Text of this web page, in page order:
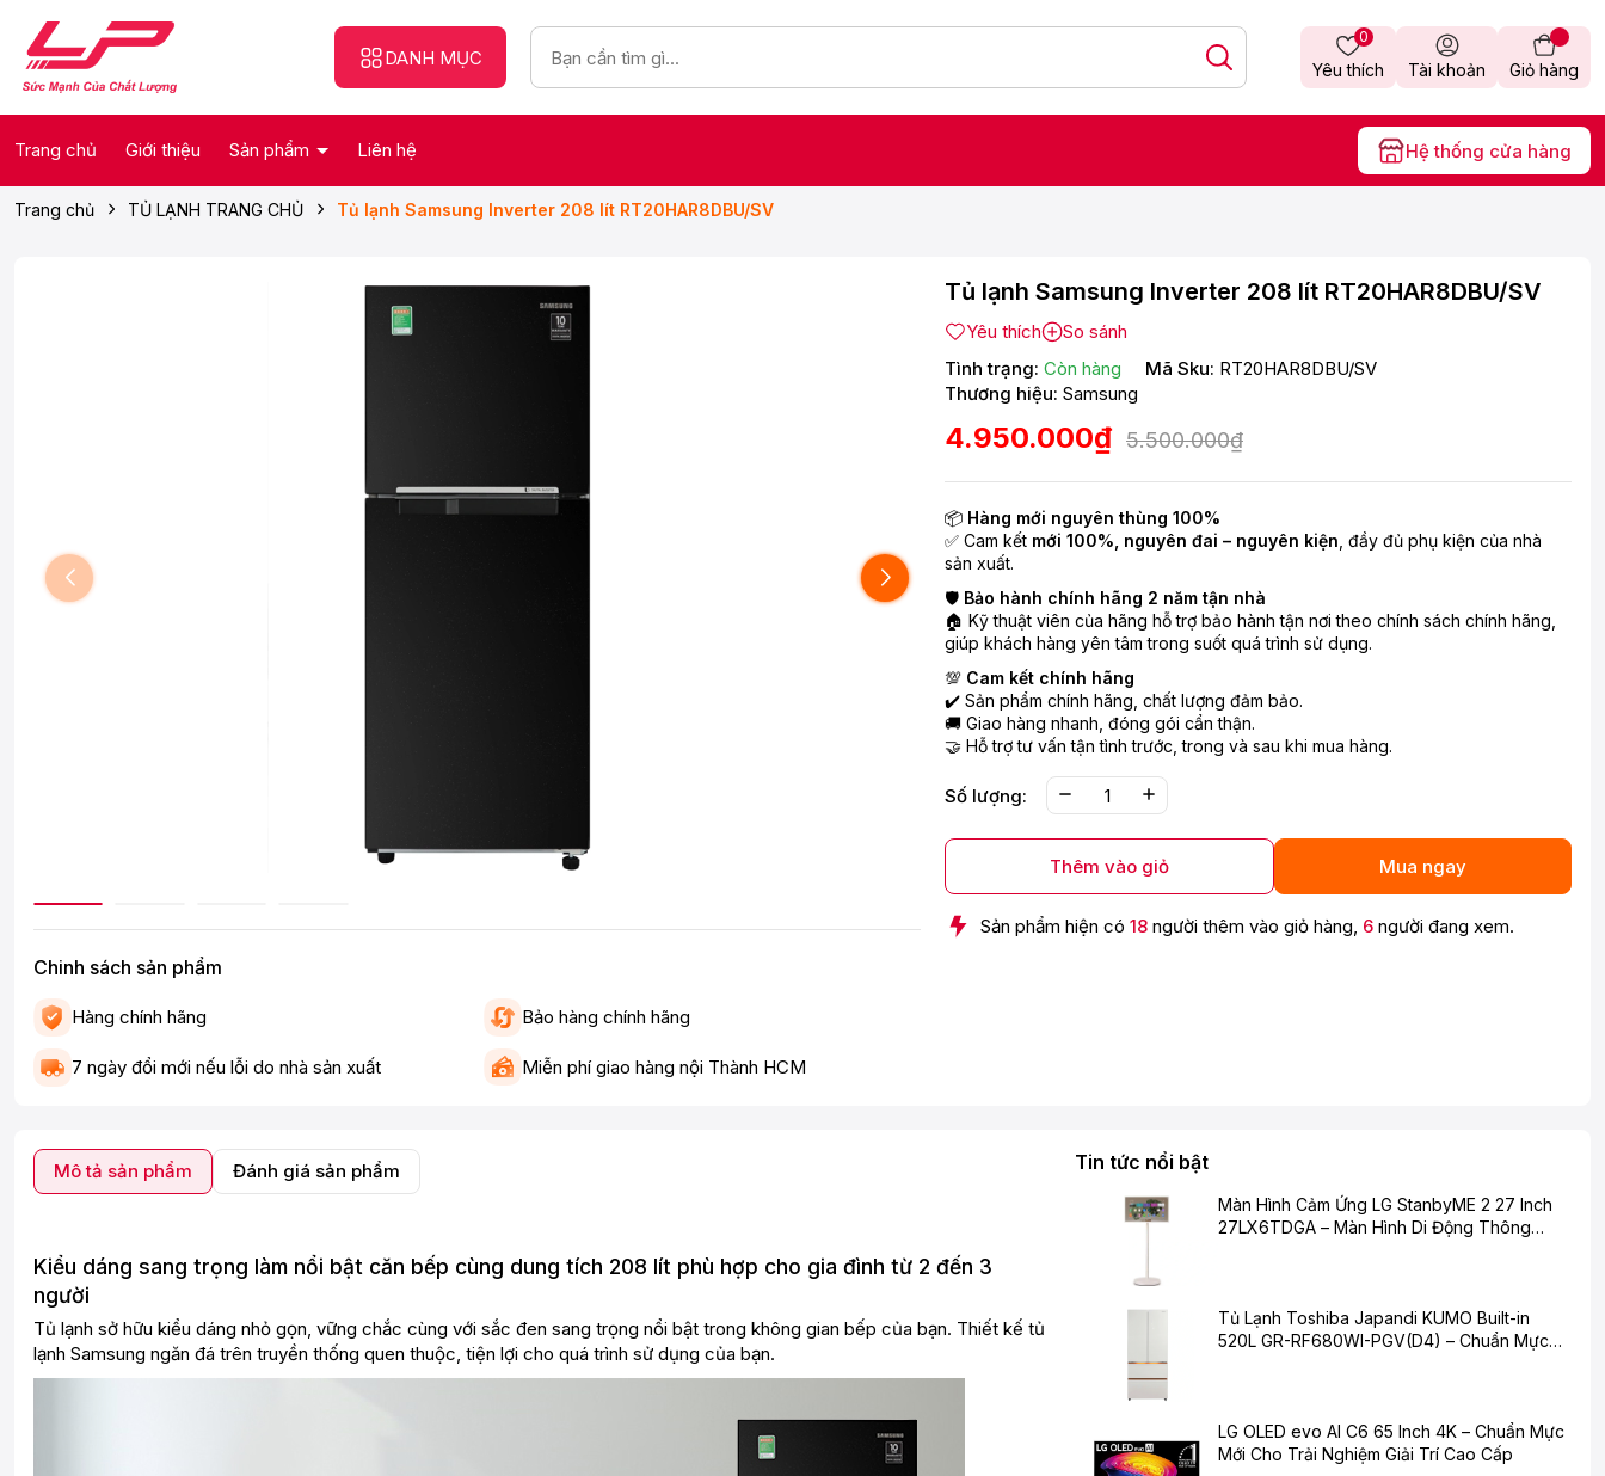
DANH MỤC
Yêu thích
0
Tài khoản Giỏ hàng
Trang chủ Giới thiệu Sản phẩm Liên hệ Hệ thống cửa hàng
Trang chủ TỦ LẠNH TRANG CHỦ Tủ lạnh Samsung Inverter 208 lít RT20HAR8DBU/SV
Chinh sách sản phẩm
Hàng chính hãng Bảo hàng chính hãng
7 ngày đổi mới nếu lỗi do nhà sản xuất Miễn phí giao hàng nội Thành HCM
Tủ lạnh Samsung Inverter 208 lít RT20HAR8DBU/SV
Yêu thích
So sánh
Tình trạng: Còn hàng Mã Sku: RT20HAR8DBU/SV
Thương hiệu: Samsung
4.950.000₫ 5.500.000₫
📦 Hàng mới nguyên thùng 100%
✅ Cam kết mới 100%, nguyên đai – nguyên kiện , đầy đủ phụ kiện của nhà
sản xuất.
🛡️ Bảo hành chính hãng 2 năm tận nhà
🏠 Kỹ thuật viên của hãng hỗ trợ bảo hành tận nơi theo chính sách chính hãng,
giúp khách hàng yên tâm trong suốt quá trình sử dụng.
💯 Cam kết chính hãng
✔️ Sản phẩm chính hãng, chất lượng đảm bảo.
🚚 Giao hàng nhanh, đóng gói cẩn thận.
🤝 Hỗ trợ tư vấn tận tình trước, trong và sau khi mua hàng.
Số lượng:
Thêm vào giỏ Mua ngay
Sản phẩm hiện có 18 người thêm vào giỏ hàng, 6 người đang xem.
Mô tả sản phẩm Đánh giá sản phẩm
Kiểu dáng sang trọng làm nổi bật căn bếp cùng dung tích 208 lít phù hợp cho gia đình từ 2 đến 3
người
Tủ lạnh sở hữu kiểu dáng nhỏ gọn, vững chắc cùng với sắc đen sang trọng nổi bật trong không gian bếp của bạn. Thiết kế tủ
lạnh Samsung ngăn đá trên truyền thống quen thuộc, tiện lợi cho quá trình sử dụng của bạn.
Tin tức nổi bật
Màn Hình Cảm Ứng LG StanbyME 2 27 Inch
27LX6TDGA – Màn Hình Di Động Thông
Tủ Lạnh Toshiba Japandi KUMO Built-in
520L GR-RF680WI-PGV(D4) – Chuẩn Mực
LG OLED evo AI C6 65 Inch 4K – Chuẩn Mực
Mới Cho Trải Nghiệm Giải Trí Cao Cấp